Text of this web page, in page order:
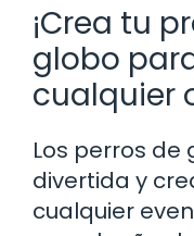
¡Crea tu
globo
cualquier
Los perros de
divertida y
cualquier